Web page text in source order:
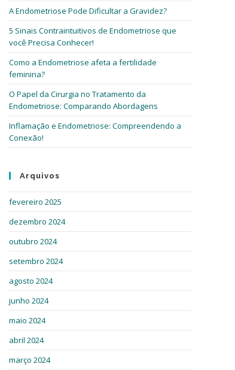
A Endometriose Pode Dificultar a Gravidez?
5 Sinais Contraintuitivos de Endometriose que
você Precisa Conhecer!
Como a Endometriose afeta a fertilidade
feminina?
O Papel da Cirurgia no Tratamento da
Endometriose: Comparando Abordagens
Inflamação e Endometriose: Compreendendo a
Conexão!
Arquivos
fevereiro 2025
dezembro 2024
outubro 2024
setembro 2024
agosto 2024
junho 2024
maio 2024
abril 2024
março 2024